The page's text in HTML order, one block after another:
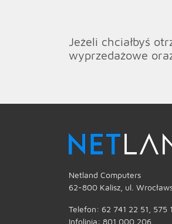
Jeżeli chciałbyś
wyprzedażowe
Netland Computers
62-800 Kalisz, ul.
Telefon: 62 741 22 51, 575
Infolinia: 801 000 206